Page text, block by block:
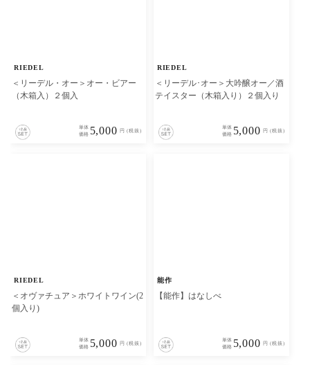
RIEDEL
＜リーデル・オー＞オー・ビアー
（木箱入）２個入
単体
価格 5,000 円 (税抜)
RIEDEL
＜リーデル･オー＞大吟醸オー／酒
テイスター（木箱入り）２個入り
単体
価格 5,000 円 (税抜)
RIEDEL
＜オヴァチュア＞ホワイトワイン(2
個入り)
単体
価格 5,000 円 (税抜)
能作
【能作】はなしべ
単体
価格 5,000 円 (税抜)